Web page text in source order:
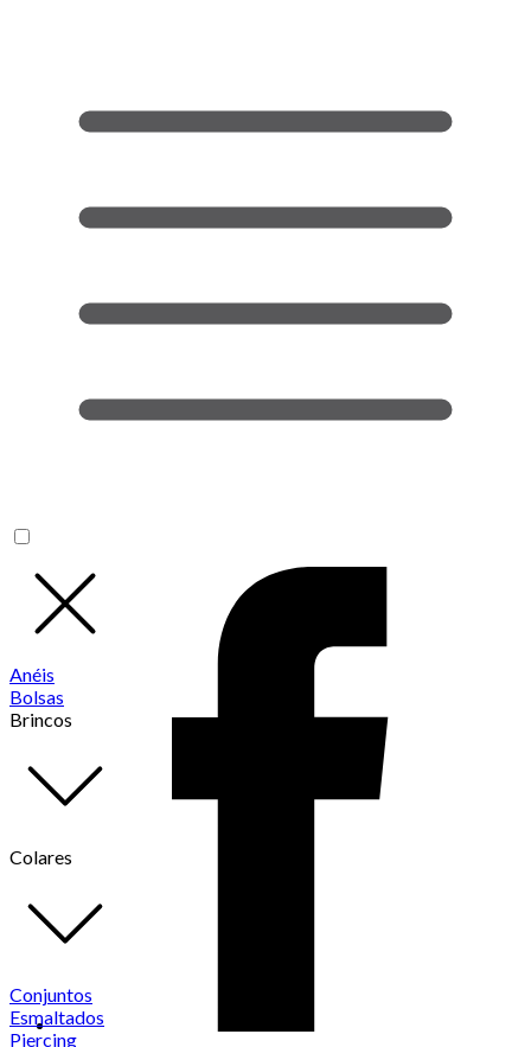
Anéis
Bolsas
Brincos
Colares
Conjuntos
Esmaltados
Piercing